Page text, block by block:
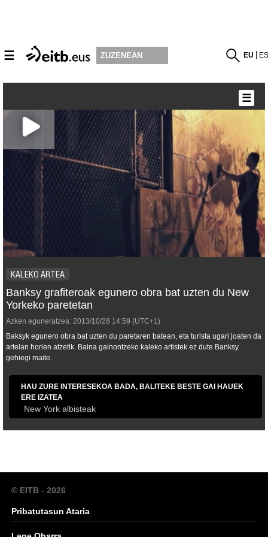
☰ ZUZENEAN EU
KALEKO ARTEA
Banksy grafiteroak egunero obra bat uzten du New
Yorkeko paretetan
Azken eguneratzea: 2013/10/28 14:59 (UTC+1)
Baksyk egunero obra bat uzten du paretaren batean, eta turista ugari joaten da
artelan horien atzetik. Baina gainontzeko kaleko artistek ez dute Banksy
gehiegi maite.
HAU ZURE INTERESEKOA BADA, BALITEKE BESTE GAI HAUEK
ERE IZATEA
New York albisteak
☰
© EITB - 2026
Pribatutasun Ataria